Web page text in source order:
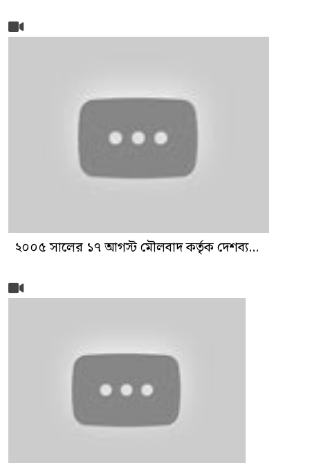
২০০৫ সালের ১৭ আগস্ট মৌলবাদ কর্তৃক দেশব্য...